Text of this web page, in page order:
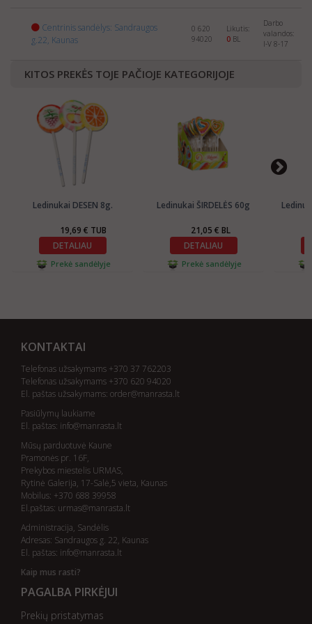
Centrinis sandėlys: Sandraugos
g.22, Kaunas
0 620
94020
Likutis:
0 BL
Darbo
valandos:
I-V 8-17
KITOS PREKĖS TOJE PAČIOJE KATEGORIJOJE
Ledinukai DESEN 8g.
19,69 € TUB
DETALIAU
Prekė sandėlyje
Ledinukai ŠIRDELĖS 60g
21,05 € BL
DETALIAU
Prekė sandėlyje
KONTAKTAI
Telefonas užsakymams +370 37 762203
Telefonas užsakymams +370 620 94020
El. paštas užsakymams: order@manrasta.lt
Pasiūlymų laukiame
El. paštas: info@manrasta.lt
Mūsų parduotuvė Kaune
Pramonės pr. 16F,
Prekybos miestelis URMAS,
Rytinė Galerija, 17-Salė,5 vieta, Kaunas
Mobilus: +370 688 39958
El.paštas: urmas@manrasta.lt
Administracija, Sandėlis
Adresas: Sandraugos g. 22, Kaunas
El. paštas: info@manrasta.lt
Kaip mus rasti?
PAGALBA PIRKĖJUI
Prekių pristatymas